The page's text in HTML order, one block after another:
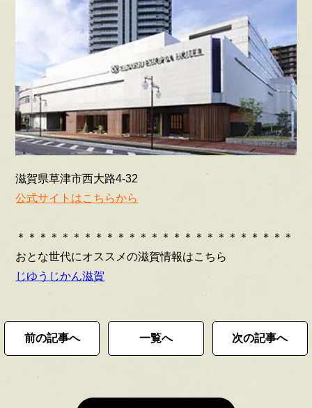
滋賀県草津市西大路4-32
公式サイトはこちらから
＊＊＊＊＊＊＊＊＊＊＊＊＊＊＊＊＊＊＊＊＊＊＊＊＊
おとな世代にオススメの滋賀情報はこちら
じゆうじかん滋賀
前の記事へ 一覧へ 次の記事へ